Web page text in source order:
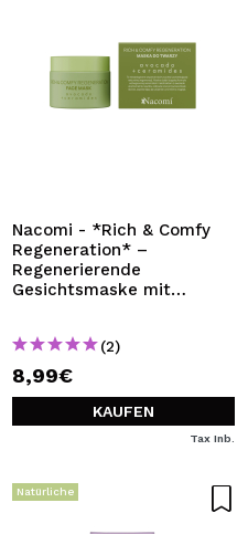
Nacomi - *Rich & Comfy
Regeneration* –
Regenerierende
Gesichtsmaske mit
(2)
8,99€
KAUFEN
Tax Inb.
Natürliche